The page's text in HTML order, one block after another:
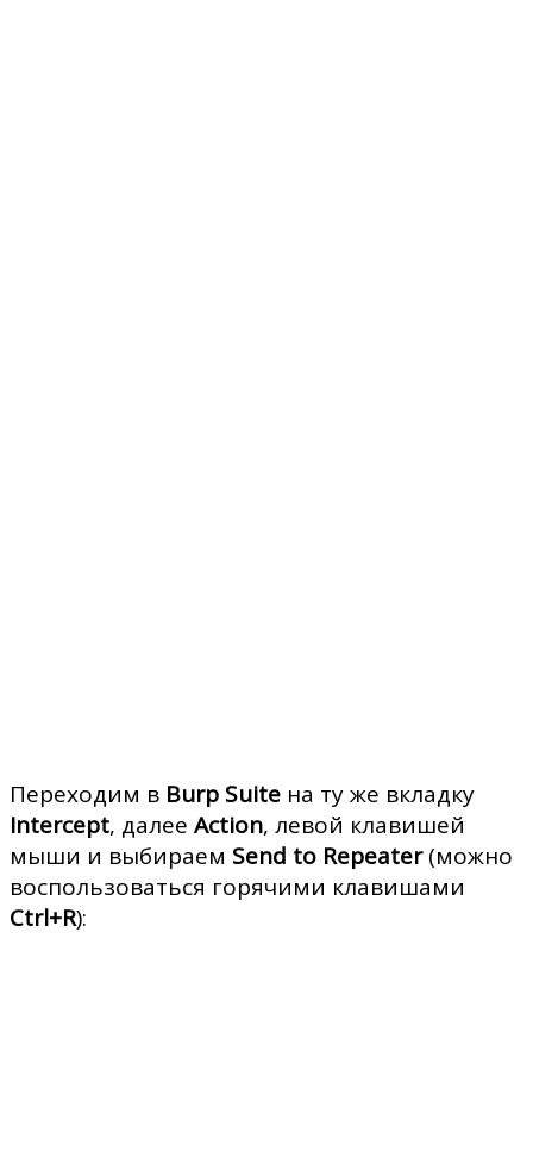
Переходим в Burp Suite на ту же вкладку
Intercept, далее Action, левой клавишей
мыши и выбираем Send to Repeater(можно
воспользоваться горячими клавишами
Ctrl+R):